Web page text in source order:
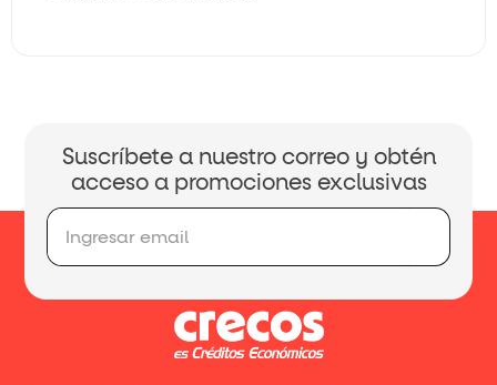
Suscríbete a nuestro correo y obtén
acceso a promociones exclusivas